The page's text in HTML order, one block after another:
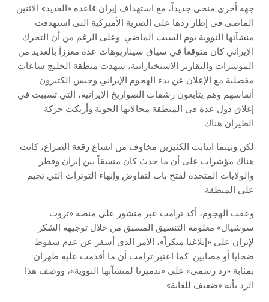
جهة أخرى منحى جديداً، مع استهداف إيران قاعدة «العديد» الاثنين
الماضي في إطار ردها على الضربة الأميركية التي استهدفت
منشآتها النووية يوم السبت الماضي. وعلى الرغم من أن التحرك
الإيراني كان متوقعاً في سياق سيناريوهات عدة معززاً بالعديد من
المؤشرات والتقارير الاستخباراتية، شهدت منطقة الخليج ساعات
مفصلية مع الإعلان عن بدء الهجوم الإيراني وحبس الكثيرون
أنفاسهم وهم يتابعون رشقات الصواريخ الإيرانية، التي تسببت في
إغلاق دول عدة في المنطقة مجالاتها الجوية وأربكت حركة
الطيران هناك.
لكن وبينما انتابت الكثيرين مخاوف من اتساع رقعة الصراع، كانت
هناك مؤشرات على أن ما حدث كان منسقاً بين إيران وقطر
والولايات المتحدة لفتح باب لتفاوض وإنهاء التوترات التي تخيم
على المنطقة.
وعقب الهجوم، أكد ترامب عبر منشور على منصة «تروث
سوشيال» معلومة التنسيق المسبق من خلال توجيهه الشكر
لإيران على «إبلاغنا مبكراً»، الأمر الذي أسفر عن عدم سقوط
ضحايا أو مصابين. كما اعتبر ترامب أن ما أقدمت عليه طهران
بمثابة «رد رسمي» على «تدميرنا لمنشآتها النووية»، ووصف هذا
الرد بأنه «ضعيف للغاية».